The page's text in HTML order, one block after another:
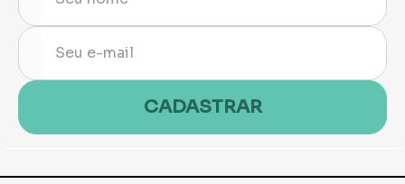
CADASTRAR